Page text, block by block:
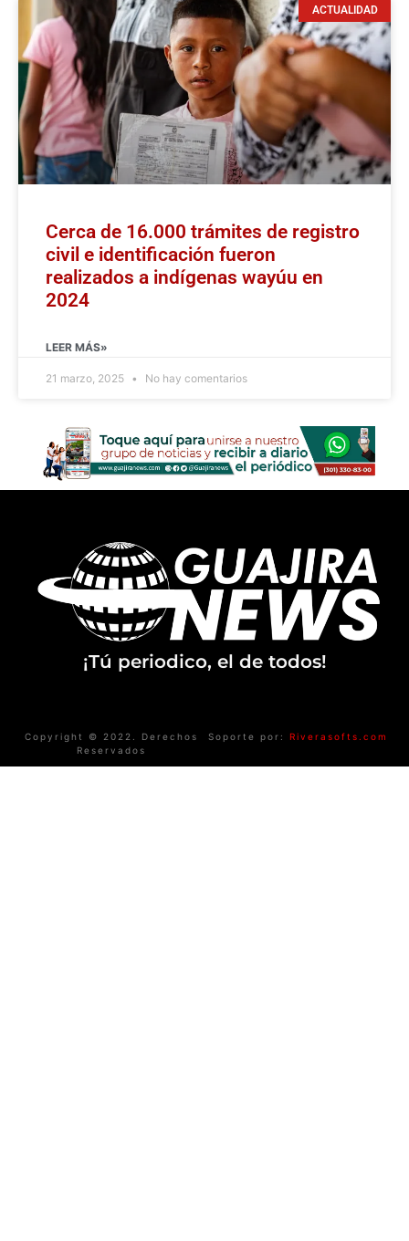
ACTUALIDAD
Cerca de 16.000 trámites de registro
civil e identificación fueron
realizados a indígenas wayúu en
2024
LEER MÁS»
21 marzo, 2025 No hay comentarios
¡Tú periodico, el de todos!
Copyright © 2022. Derechos
Reservados
Soporte por: Riverasofts.com